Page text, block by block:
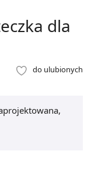
dla
do ulubionych